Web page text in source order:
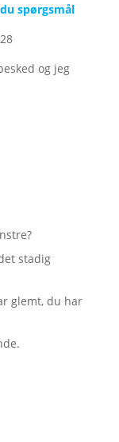
spørgsmål
og jeg
stadig
glemt, du har